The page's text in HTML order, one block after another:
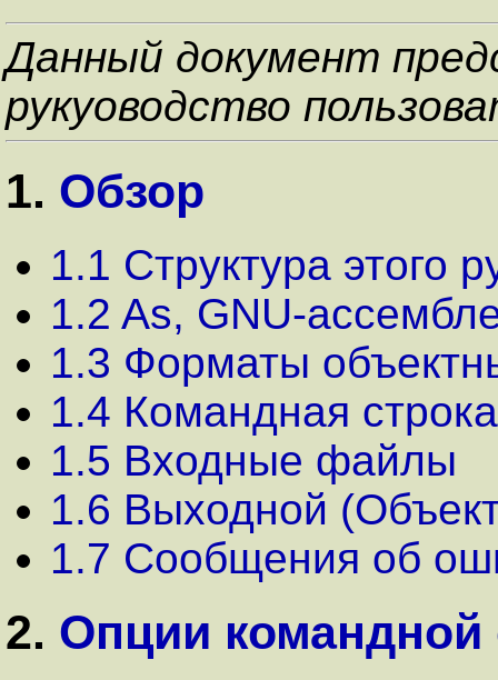
Данный документ
рукуоводство
1. Обзор
1.1 Структура этого
1.2 As, GNU-
1.3 Форматы
1.4 Командная строка
1.5 Входные файлы
1.6 Выходной
1.7 Сообщения об
2. Опции командной